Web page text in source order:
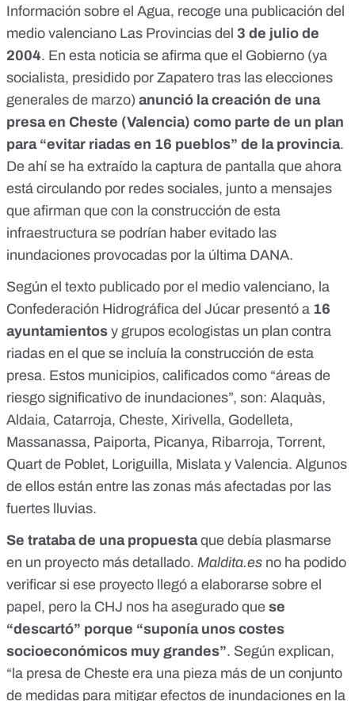
Información sobre el Agua, recoge una publicación del
medio valenciano Las Provincias del 3 de julio de
2004. En esta noticia se afirma que el Gobierno (ya
socialista, presidido por Zapatero tras las elecciones
generales de marzo) anunció la creación de una
presa en Cheste (Valencia) como parte de un plan
para “evitar riadas en 16 pueblos” de la provincia.
De ahí se ha extraído la captura de pantalla que ahora
está circulando por redes sociales, junto a mensajes
que afirman que con la construcción de esta
infraestructura se podrían haber evitado las
inundaciones provocadas por la última DANA.
Según el texto publicado por el medio valenciano, la
Confederación Hidrográfica del Júcar presentó a 16
ayuntamientos y grupos ecologistas un plan contra
riadas en el que se incluía la construcción de esta
presa. Estos municipios, calificados como “áreas de
riesgo significativo de inundaciones”, son: Alaquàs,
Aldaia, Catarroja, Cheste, Xirivella, Godelleta,
Massanassa, Paiporta, Picanya, Ribarroja, Torrent,
Quart de Poblet, Loriguilla, Mislata y Valencia. Algunos
de ellos están entre las zonas más afectadas por las
fuertes lluvias.
Se trataba de una propuestaque debía plasmarse
en un proyecto más detallado. Maldita.es no ha podido
verificar si ese proyecto llegó a elaborarse sobre el
papel, pero la CHJ nos ha asegurado que se
“descartó” porque “suponía unos costes
socioeconómicos muy grandes”. Según explican,
“la presa de Cheste era una pieza más de un conjunto
de medidas para mitigar efectos de inundaciones en la